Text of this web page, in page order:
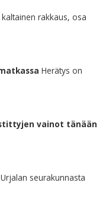
kaltainen rakkaus, osa
Herätys on
vainot tänään
Urjalan seurakunnasta